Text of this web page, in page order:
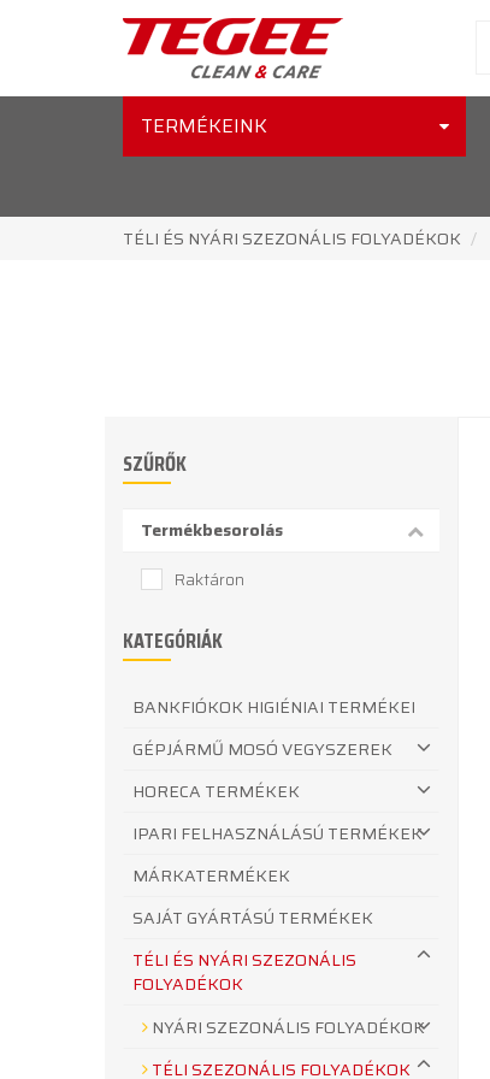
TERMÉKEINK
TÉLI ÉS NYÁRI SZEZONÁLIS FOLYADÉKOK
SZŰRŐK
Termékbesorolás
Raktáron
KATEGÓRIÁK
BANKFIÓKOK HIGIÉNIAI TERMÉKEI
GÉPJÁRMŰ MOSÓ VEGYSZEREK
HORECA TERMÉKEK
IPARI FELHASZNÁLÁSÚ TERMÉKEK
MÁRKATERMÉKEK
SAJÁT GYÁRTÁSÚ TERMÉKEK
TÉLI ÉS NYÁRI SZEZONÁLIS
FOLYADÉKOK
NYÁRI SZEZONÁLIS FOLYADÉKOK
TÉLI SZEZONÁLIS FOLYADÉKOK